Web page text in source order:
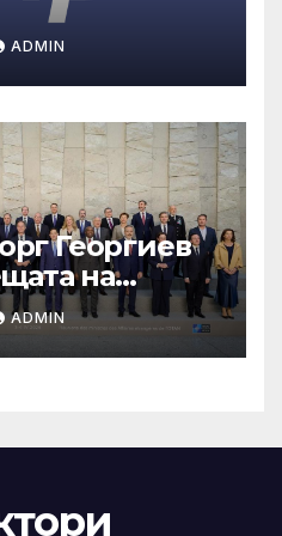
ADMIN
Георгиев
на
външните
ADMIN